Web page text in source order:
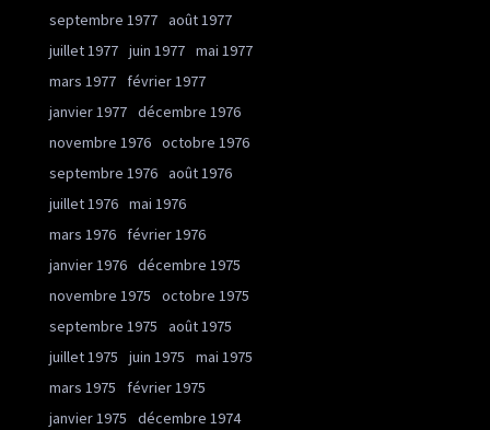
septembre 1977 août 1977
juillet 1977 juin 1977 mai 1977
mars 1977
février 1977
janvier 1977 décembre 1976
novembre 1976 octobre 1976
septembre 1976 août 1976
juillet 1976 mai 1976
mars 1976
février 1976
janvier 1976 décembre 1975
novembre 1975
octobre 1975
septembre 1975
août 1975
juillet 1975
juin 1975
mai 1975
mars 1975
février 1975
janvier 1975
décembre 1974